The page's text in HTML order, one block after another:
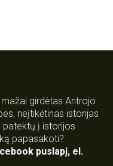
girdėtas Antrojo
neįtikėtinas istorijas
patektų į istorijos
papasakoti?
puslapį, el.